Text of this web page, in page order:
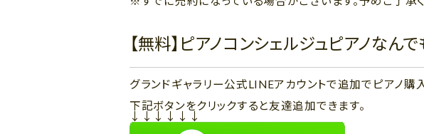
【無料】ピアノコンシェルジュピアノなん
グランドギャラリー公式LINEアカウントで追加でピアノ
下記ボタンをクリックすると友達追加できます。
↓↓↓↓↓↓